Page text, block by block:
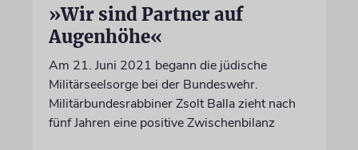
»Wir sind Partner auf
Augenhöhe«
Am 21. Juni 2021 begann die jüdische
Militärseelsorge bei der Bundeswehr.
Militärbundesrabbiner Zsolt Balla zieht nach
fünf Jahren eine positive Zwischenbilanz